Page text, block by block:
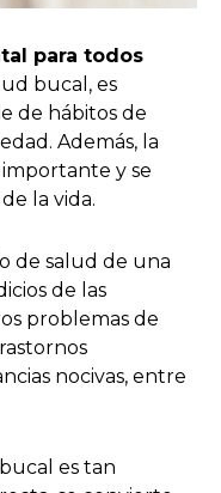
para todos
bucal, es
de hábitos de
Además, la
y se
la vida.
de salud de una
de las
problemas de
nocivas, entre
es tan